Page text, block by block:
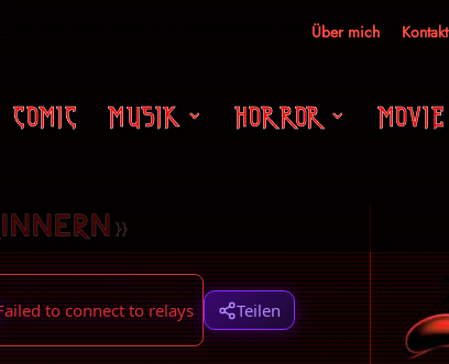
Über mich Kontakt
COMIC MUSIK HORROR MOVIE
Teilen